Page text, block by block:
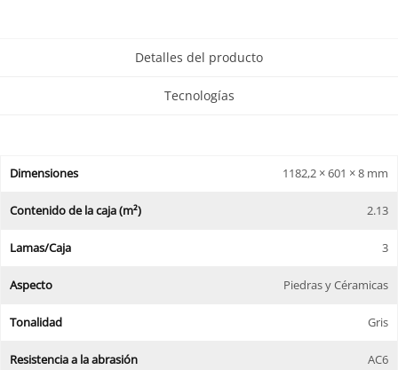
Detalles del producto
Tecnologías
Dimensiones 1182,2 × 601 × 8 mm
Contenido de la caja (m²) 2.13
Lamas/Caja 3
Aspecto Piedras y Céramicas
Tonalidad Gris
Resistencia a la abrasión AC6